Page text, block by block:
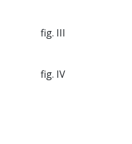
fig. III
fig. IV